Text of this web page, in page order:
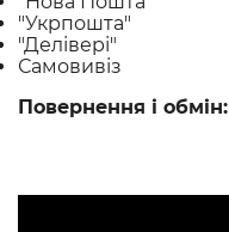
"Укрпошта"
"Делівері"
Самовивіз
Повернення і обмін: